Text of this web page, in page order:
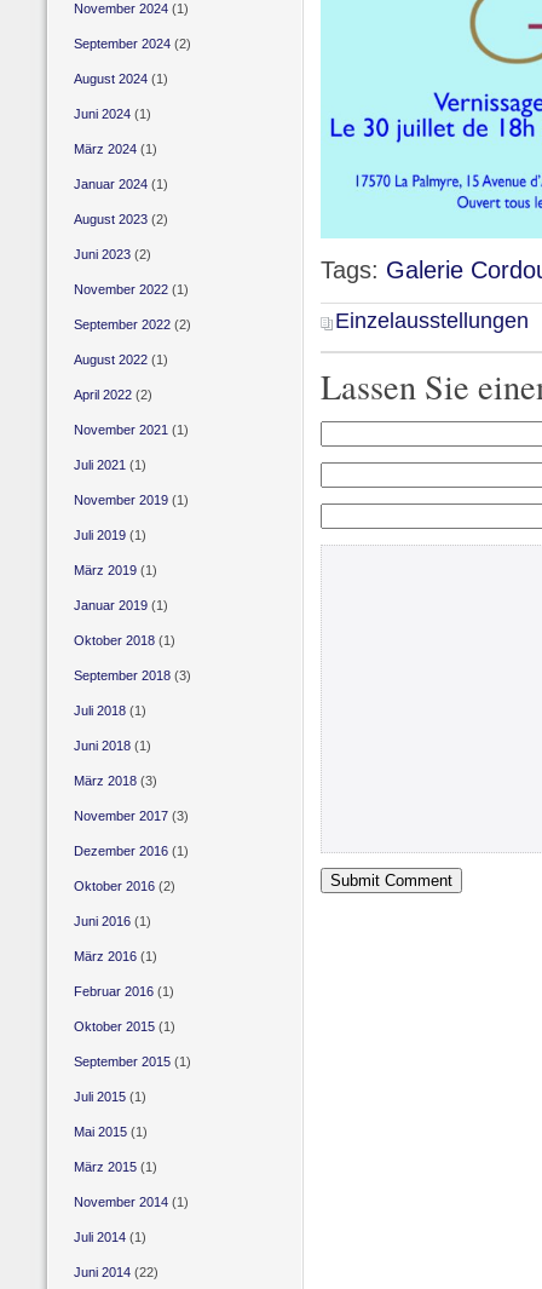
Tags: Galerie
Einzelausstellungen
Lassen Sie
November 2024(1)
September 2024(2)
August 2024(1)
Juni 2024(1)
März 2024(1)
Januar 2024(1)
August 2023(2)
Juni 2023(2)
November 2022(1)
September 2022(2)
August 2022(1)
April 2022(2)
November 2021 (1)
Juli 2021 (1)
November 2019(1)
Juli 2019(1)
März 2019(1)
Januar 2019(1)
Oktober 2018(1)
September 2018(3)
Juli 2018(1)
Juni 2018(1)
März 2018(3)
November 2017(3)
Dezember 2016(1)
Oktober 2016(2)
Juni 2016(1)
März 2016(1)
Februar 2016(1)
Oktober 2015(1)
September 2015(1)
Juli 2015(1)
Mai 2015(1)
März 2015(1)
November 2014(1)
Juli 2014(1)
Juni 2014(22)